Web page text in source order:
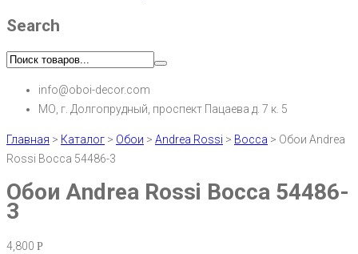
Search
info@oboi-decor.com
МО, г. Долгопрудный, проспект Пацаева д. 7 к. 5
Главная > Каталог > Обои > Andrea Rossi > Bocca > Обои Andrea
Rossi Bocca 54486-3
Обои Andrea Rossi Bocca 54486-
3
4,800 Р